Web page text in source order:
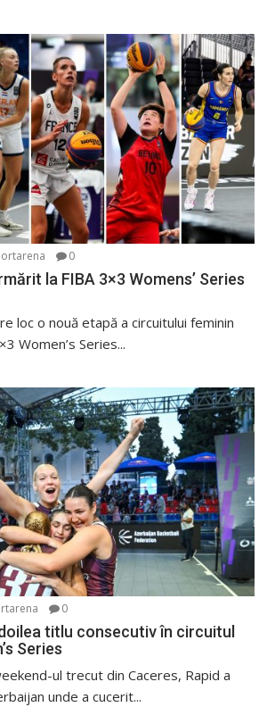
0
la FIBA 3×3 Womens’ Series
loc o nouă etapă a circuitului feminin
Women’s Series...
0
titlu consecutiv în circuitul
Series
ul trecut din Caceres, Rapid a
unde a cucerit...